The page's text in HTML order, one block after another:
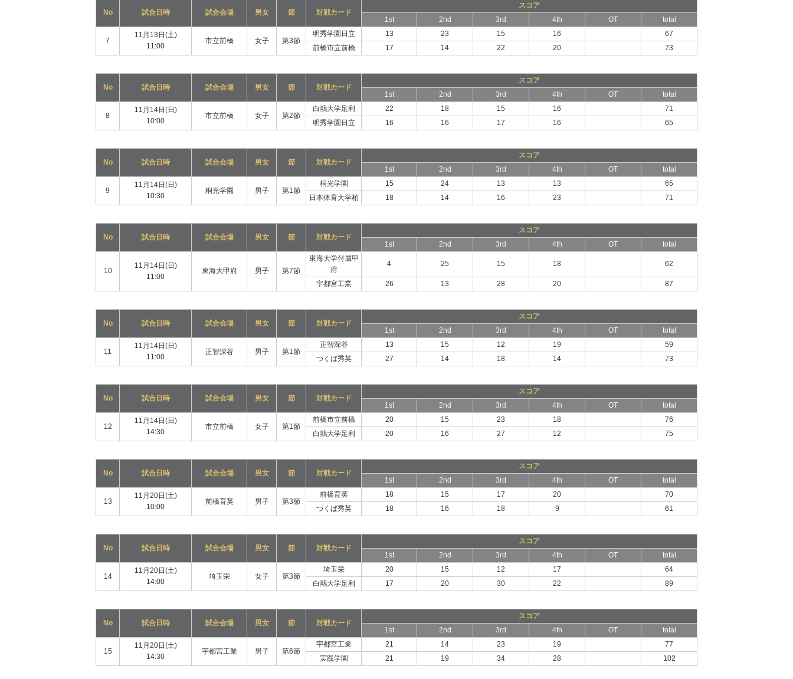
No 試合日時 試合会場 男女 節 対戦カード
スコア
1st
2nd 3rd 4th OT total
7
11月13日(土)
11:00
市立前橋 女子 第3節
明秀学園日立 13 23 15 16
67
前橋市立前橋
17 14 22 20 73
No 試合日時 試合会場 男女 節 対戦カード
スコア
1st
2nd 3rd 4th OT total
8
11月14日(日)
10:00
市立前橋 女子 第2節
白鷗大学足利 22 18 15 16
71
明秀学園日立
16 16 17 16 65
No 試合日時 試合会場 男女 節 対戦カード
スコア
1st
2nd 3rd 4th OT total
9
11月14日(日)
10:30
桐光学園 男子 第1節
桐光学園 15 24 13 13
65
日本体育大学柏
18 14 16 23 71
No 試合日時 試合会場 男女 節 対戦カード
スコア
1st
2nd 3rd 4th OT total
10
11月14日(日)
11:00
東海大甲府 男子 第7節
東海大学付属甲
府
4 25 15 18 62
宇都宮工業 26 13 28 20 87
No 試合日時 試合会場 男女 節 対戦カード
スコア
1st
2nd 3rd 4th OT total
11
11月14日(日)
11:00
正智深谷 男子 第1節
正智深谷 13 15 12 19
59
つくば秀英
27 14 18 14 73
No 試合日時 試合会場 男女 節 対戦カード
スコア
1st
2nd 3rd 4th OT total
12
11月14日(日)
14:30
市立前橋 女子 第1節
前橋市立前橋 20 15 23 18
76
白鷗大学足利
20 16 27 12 75
No 試合日時 試合会場 男女 節 対戦カード
スコア
1st
2nd 3rd 4th OT total
13
11月20日(土)
10:00
前橋育英 男子 第3節
前橋育英 18 15 17 20
70
つくば秀英
18 16 18 9 61
No 試合日時 試合会場 男女 節 対戦カード
スコア
1st
2nd 3rd 4th OT total
14
11月20日(土)
14:00
埼玉栄 女子 第3節
埼玉栄 20 15 12 17
64
白鷗大学足利
17 20 30 22 89
No 試合日時 試合会場 男女 節 対戦カード
スコア
1st
2nd 3rd 4th OT total
15
11月20日(土)
14:30
宇都宮工業 男子 第6節
宇都宮工業 21 14 23 19
77
実践学園
21 19 34 28 102